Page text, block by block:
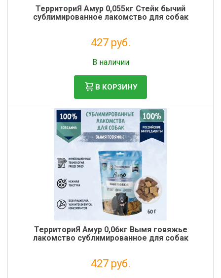
ТерриториЯ Амур 0,055кг Стейк бычий
сублимированное лакомство для собак
427 руб.
В наличии
В КОРЗИНУ
ТерриториЯ Амур 0,06кг Вымя говяжье
лакомство сублимированное для собак
427 руб.